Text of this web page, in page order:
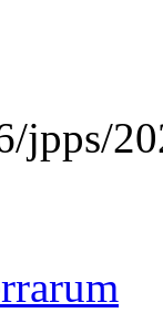
jpps/